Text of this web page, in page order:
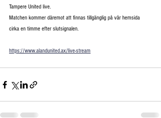
Tampere United live.
Matchen kommer däremot att finnas tillgänglig på vår hemsida
cirka en timme efter slutsignalen.
https://www.alandunited.ax/live-stream